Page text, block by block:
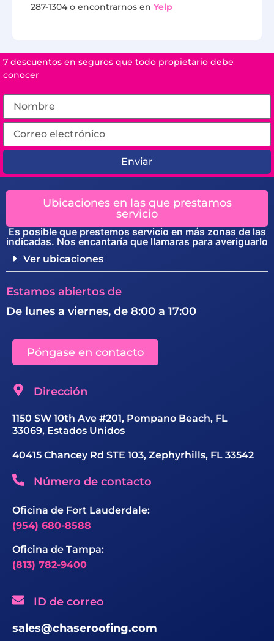
287-1304 o encontrarnos en Yelp
7 descuentos en seguros que todo propietario debe
conocer
Enviar
Ubicaciones en las que prestamos
servicio
Es posible que prestemos servicio en más zonas de las
indicadas. Nos encantaría que llamaras para averiguarlo
Ver ubicaciones
Estamos abiertos de
De lunes a viernes, de 8:00 a 17:00
Póngase en contacto
Dirección
1150 SW 10th Ave #201, Pompano Beach, FL
33069, Estados Unidos
40415 Chancey Rd STE 103, Zephyrhills, FL 33542
Número de contacto
Oficina de Fort Lauderdale:
(954) 680-8588
Oficina de Tampa:
(813) 782-9400
ID de correo
sales@chaseroofing.com